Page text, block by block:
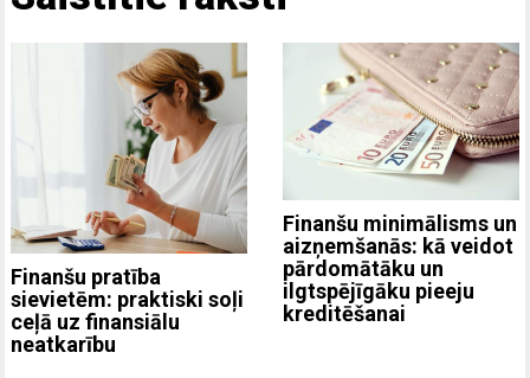
Finanšu pratība
sievietēm: praktiski soļi
ceļā uz finansiālu
neatkarību
Finanšu minimālisms un
aizņemšanās: kā veidot
pārdomātāku un
ilgtspējīgāku pieeju
kreditēšanai